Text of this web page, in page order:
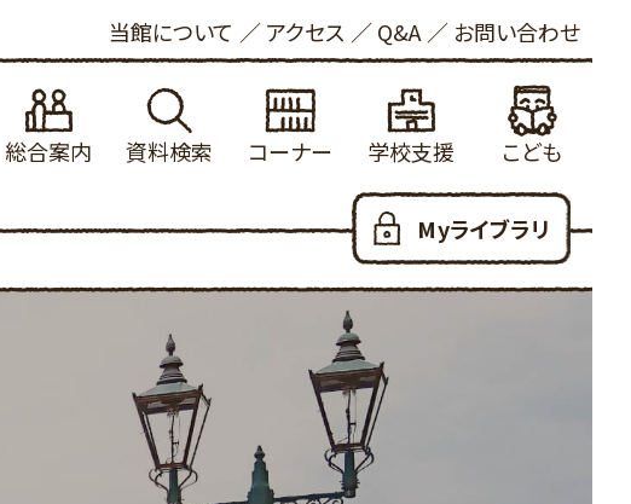
当館について アクセス Q&A お問い合わせ
総合案内
について
料の複写について
書ダウンロード
資料検索
新着資料
貸出ランキング
予約ランキング
所蔵新聞・雑誌
大人のための100選
利用可能なデータベース
コーナー
ビジネス支援
新聞・雑誌
郷土・参考資料
YAコーナー
子育て支援
学校支援
学校図書館支援について
冒険の書
大山の参考資料リスト
学校利用統計
ふるさと米子探検隊
こども
こどもおしらせ
本をさがす
としょかんのつかいかた
あたらしくはいった本
おはなし会
児童100選
だっこでえほん
こどもリンク集
Myライブラリ